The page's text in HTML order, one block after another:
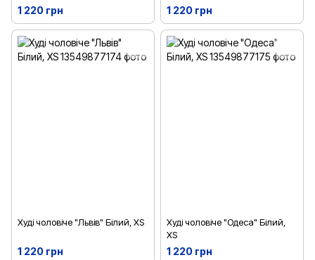
1 220 грн 1 220 грн
Худі чоловіче "Львів" Білий, XS
1 220 грн
Худі чоловіче "Одеса" Білий,
XS
1 220 грн